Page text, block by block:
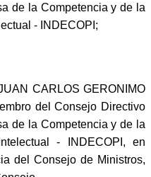
de la Competencia y de la
- INDECOPI;
CARLOS GERONIMO
del Consejo Directivo
de la Competencia y de la
- INDECOPI, en
del Consejo de Ministros,